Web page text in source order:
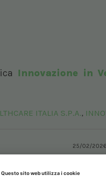
Innovazione in
ITALIA S.P.A.,
25/02/2026